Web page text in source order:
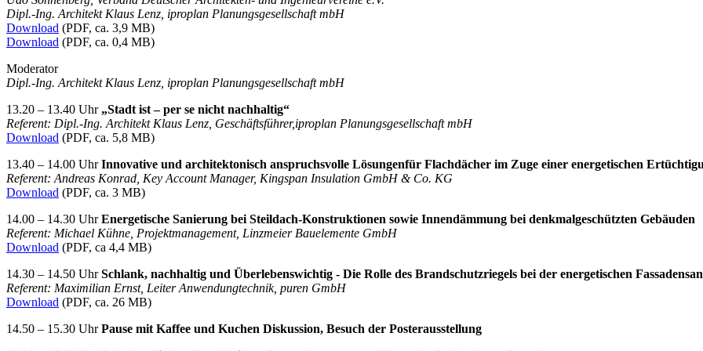
Dipl.-Ing. Architekt Klaus Lenz, iproplan Planungsgesellschaft mbH
Download (PDF, ca. 3,9 MB)
Download (PDF, ca. 0,4 MB)
Moderator
Dipl.-Ing. Architekt Klaus Lenz, iproplan Planungsgesellschaft mbH
13.20 – 13.40 Uhr „Stadt ist – per se nicht nachhaltig“
Referent: Dipl.-Ing. Architekt Klaus Lenz, Geschäftsführer,iproplan Planungsgesellschaft mbH
Download (PDF, ca. 5,8 MB)
13.40 – 14.00 UhrInnovative und architektonisch anspruchsvolle Lösungenfür Flachdächer im Zuge einer energetischen
Referent: Andreas Konrad, Key Account Manager, Kingspan Insulation GmbH & Co. KG
Download (PDF, ca. 3 MB)
14.00 – 14.30 UhrEnergetische Sanierung bei Steildach-Konstruktionen sowie Innendämmung bei denkmalgeschützten Gebäuden
Referent: Michael Kühne, Projektmanagement, Linzmeier Bauelemente GmbH
Download (PDF, ca 4,4 MB)
14.30 – 14.50 UhrSchlank, nachhaltig und Überlebenswichtig - Die Rolle des Brandschutzriegels bei der energetischen
Referent: Maximilian Ernst, Leiter Anwendungtechnik, puren GmbH
Download (PDF, ca. 26 MB)
14.50 – 15.30 UhrPause mit Kaffee und Kuchen Diskussion, Besuch der Posterausstellung